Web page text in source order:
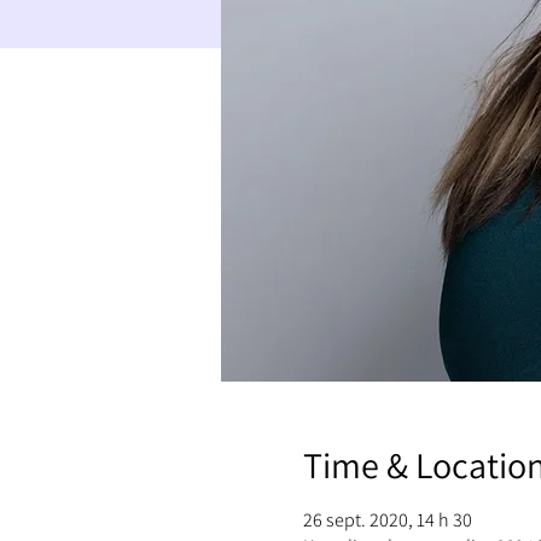
Time &
26 sept. 2020, 14 h 30